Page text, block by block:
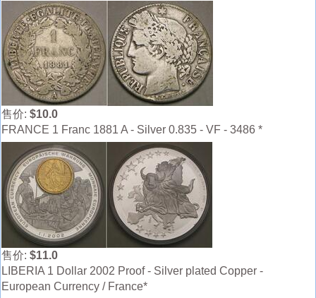
售价: $10.0
FRANCE 1 Franc 1881 A - Silver 0.835 - VF - 3486 *
售价: $11.0
LIBERIA 1 Dollar 2002 Proof - Silver plated Copper -
European Currency / France*